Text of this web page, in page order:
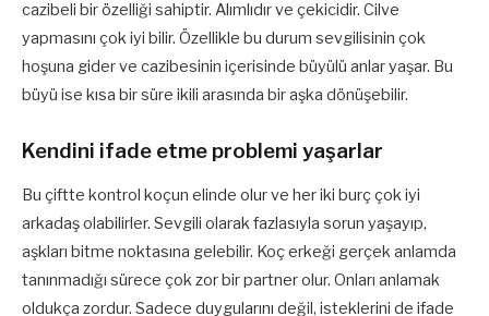
cazibeli bir özelliği sahiptir. Alımlıdır ve çekicidir. Cilve
yapmasını çok iyi bilir. Özellikle bu durum sevgilisinin çok
hoşuna gider ve cazibesinin içerisinde büyülü anlar yaşar. Bu
büyü ise kısa bir süre ikili arasında bir aşka dönüşebilir.
Kendini ifade etme problemi yaşarlar
Bu çiftte kontrol koçun elinde olur ve her iki burç çok iyi
arkadaş olabilirler. Sevgili olarak fazlasıyla sorun yaşayıp,
aşkları bitme noktasına gelebilir. Koç erkeği gerçek anlamda
tanınmadığı sürece çok zor bir partner olur. Onları anlamak
oldukça zordur. Sadece duygularını değil, isteklerini de ifade